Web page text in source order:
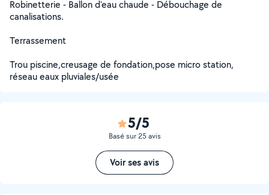
Robinetterie - Ballon d'eau chaude - Débouchage de
canalisations.
Terrassement
Trou piscine,creusage de fondation,pose micro station,
réseau eaux pluviales/usée
5/5
Basé sur 25 avis
Voir ses avis